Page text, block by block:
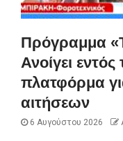
Πρόγραμμα
Ανοίγει
πλατφόρμα
αιτήσεων
6 Αυγούστου 2026